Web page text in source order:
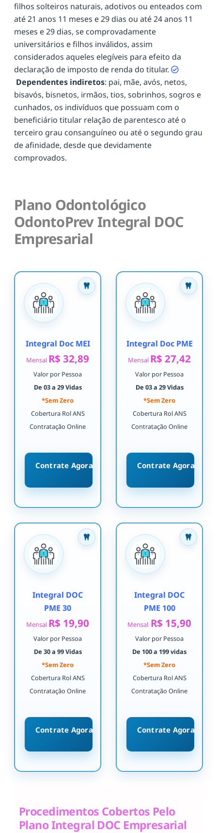
filhos solteiros naturais, adotivos ou enteados com
até 21 anos 11 meses e 29 dias ou até 24 anos 11
meses e 29 dias, se comprovadamente
universitários e filhos inválidos, assim
considerados aqueles elegíveis para efeito da
declaração de imposto de renda do titular.
Dependentes indiretos: pai, mãe, avós, netos,
bisavós, bisnetos, irmãos, tios, sobrinhos, sogros e
cunhados, os indivíduos que possuam com o
beneficiário titular relação de parentesco até o
terceiro grau consanguíneo ou até o segundo grau
de afinidade, desde que devidamente
comprovados.
Plano Odontológico
OdontoPrev Integral DOC
Empresarial
Integral Doc MEI
Mensal R$ 32,89
Valor por Pessoa
De 03 a 29 Vidas
*Sem Zero
Cobertura Rol ANS
Contratação Online
Contrate Agora
Integral Doc PME
Mensal R$ 27,42
Valor por Pessoa
De 03 a 29 Vidas
*Sem Zero
Cobertura Rol ANS
Contratação Online
Contrate Agora
Integral DOC
PME 30
Mensal R$ 19,90
Valor por Pessoa
De 30 a 99 Vidas
*Sem Zero
Cobertura Rol ANS
Contratação Online
Contrate Agora
Integral DOC
PME 100
Mensal R$ 15,90
Valor por Pessoa
De 100 a 199 vidas
*Sem Zero
Cobertura Rol ANS
Contratação Online
Contrate Agora
Procedimentos Cobertos Pelo
Plano Integral DOC Empresarial